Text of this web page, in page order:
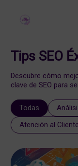
Tips SEO
Descubre cómo
clave de SEO para
Todas
Atención al Cliente